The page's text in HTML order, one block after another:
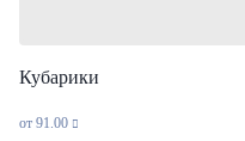
Кубарики
от 91.00